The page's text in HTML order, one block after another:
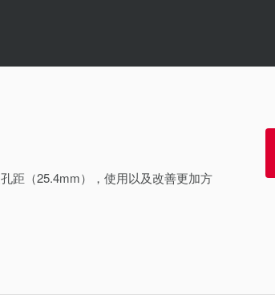
距（25.4mm），使用以及改善更加方